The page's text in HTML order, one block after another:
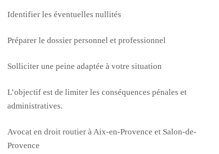
Identifier les éventuelles nullités
Préparer le dossier personnel et professionnel
Solliciter une peine adaptée à votre situation
L’objectif est de limiter les conséquences pénales et
administratives.
Avocat en droit routier à Aix-en-Provence et Salon-de-
Provence